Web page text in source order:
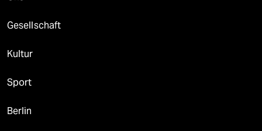
Gesellschaft
Kultur
Sport
Berlin